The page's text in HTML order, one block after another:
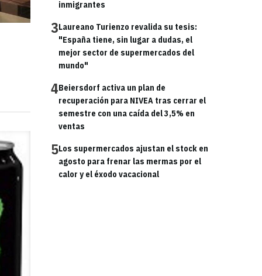
inmigrantes
3Laureano Turienzo revalida su tesis:
"España tiene, sin lugar a dudas, el
mejor sector de supermercados del
mundo"
4Beiersdorf activa un plan de
recuperación para NIVEA tras cerrar el
semestre con una caída del 3,5% en
ventas
5Los supermercados ajustan el stock en
agosto para frenar las mermas por el
calor y el éxodo vacacional